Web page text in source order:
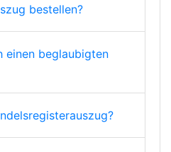
bestellen?
einen beglaubigten